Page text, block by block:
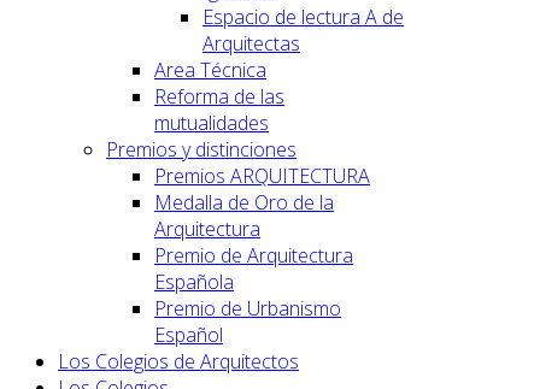
Espacio de lectura A de
Arquitectas
Area Técnica
Reforma de las
mutualidades
Premios y distinciones
Premios ARQUITECTURA
Medalla de Oro de la
Arquitectura
Premio de Arquitectura
Española
Premio de Urbanismo
Español
Los Colegios de Arquitectos